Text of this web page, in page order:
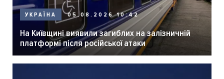
УКРАЇНА 05.08.2026 10:42
На Київщині виявили загиблих на залізничній
платформі після російської атаки